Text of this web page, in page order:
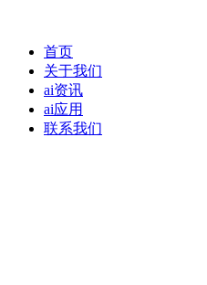
首页
关于我们
ai资讯
ai应用
联系我们